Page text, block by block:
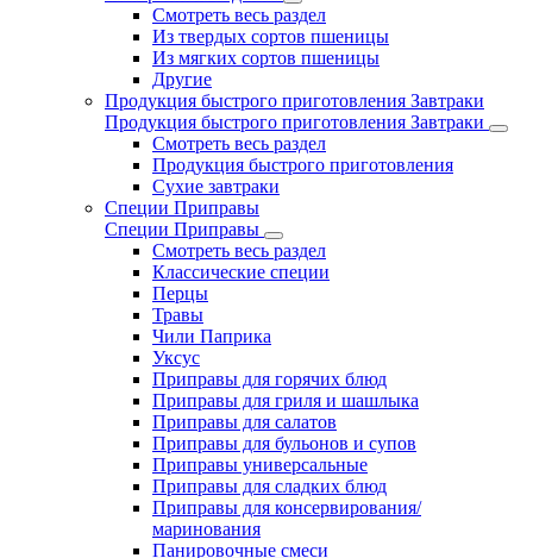
Смотреть весь раздел
Из твердых сортов пшеницы
Из мягких сортов пшеницы
Другие
Продукция быстрого приготовления Завтраки
Продукция быстрого приготовления Завтраки
Смотреть весь раздел
Продукция быстрого приготовления
Сухие завтраки
Специи Приправы
Специи Приправы
Смотреть весь раздел
Классические специи
Перцы
Травы
Чили Паприка
Уксус
Приправы для горячих блюд
Приправы для гриля и шашлыка
Приправы для салатов
Приправы для бульонов и супов
Приправы универсальные
Приправы для сладких блюд
Приправы для консервирования/
маринования
Панировочные смеси